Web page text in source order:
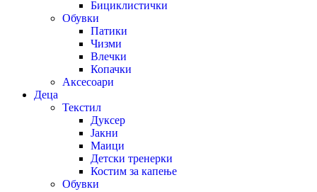
Бициклистички
Обувки
Патики
Чизми
Влечки
Копачки
Аксесоари
Деца
Текстил
Дуксер
Јакни
Маици
Детски тренерки
Костим за капење
Обувки